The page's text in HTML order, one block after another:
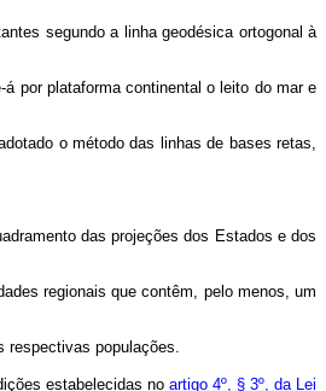
segundo a linha geodésica ortogonal à
por plataforma continental o leito do mar e
o método das linhas de bases retas,
das projeções dos Estados e dos
regionais que contêm, pelo menos, um
respectivas populações.
estabelecidas no artigo 4º, § 3º, da Lei